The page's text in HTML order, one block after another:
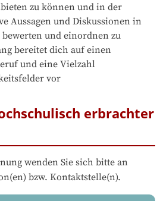
zu können und in der
Aussagen und Diskussionen in
und einordnen zu
bereitet dich auf einen
und eine Vielzahl
vor
erbrachter
wenden Sie sich bitte an
bzw. Kontaktstelle(n).